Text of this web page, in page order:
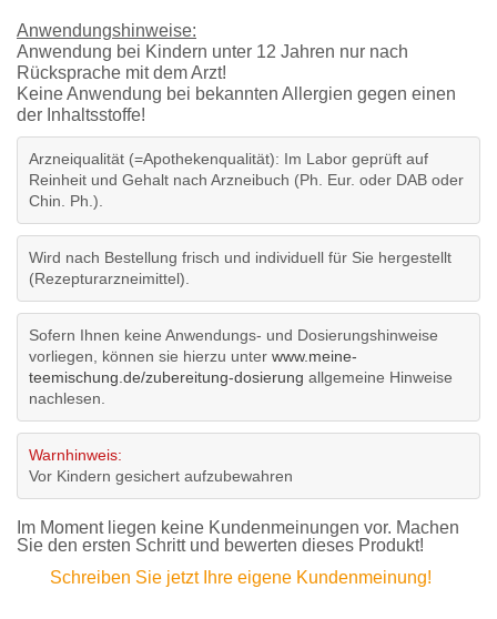
Anwendungshinweise:
Anwendung bei Kindern unter 12 Jahren nur nach
Rücksprache mit dem Arzt!
Keine Anwendung bei bekannten Allergien gegen einen
der Inhaltsstoffe!
Arzneiqualität (=Apothekenqualität): Im Labor geprüft auf
Reinheit und Gehalt nach Arzneibuch (Ph. Eur. oder DAB oder
Chin. Ph.).
Wird nach Bestellung frisch und individuell für Sie hergestellt
(Rezepturarzneimittel).
Sofern Ihnen keine Anwendungs- und Dosierungshinweise
vorliegen, können sie hierzu unter www.meine-
teemischung.de/zubereitung-dosierung allgemeine Hinweise
nachlesen.
Warnhinweis:
Vor Kindern gesichert aufzubewahren
Im Moment liegen keine Kundenmeinungen vor. Machen
Sie den ersten Schritt und bewerten dieses Produkt!
Schreiben Sie jetzt Ihre eigene Kundenmeinung!